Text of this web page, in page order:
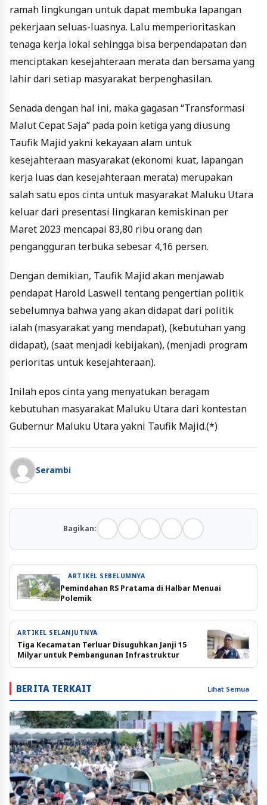
ramah lingkungan untuk dapat membuka lapangan
pekerjaan seluas-luasnya. Lalu memperioritaskan
tenaga kerja lokal sehingga bisa berpendapatan dan
menciptakan kesejahteraan merata dan bersama yang
lahir dari setiap masyarakat berpenghasilan.
Senada dengan hal ini, maka gagasan “Transformasi
Malut Cepat Saja” pada poin ketiga yang diusung
Taufik Majid yakni kekayaan alam untuk
kesejahteraan masyarakat (ekonomi kuat, lapangan
kerja luas dan kesejahteraan merata) merupakan
salah satu epos cinta untuk masyarakat Maluku Utara
keluar dari presentasi lingkaran kemiskinan per
Maret 2023 mencapai 83,80 ribu orang dan
pengangguran terbuka sebesar 4,16 persen.
Dengan demikian, Taufik Majid akan menjawab
pendapat Harold Laswell tentang pengertian politik
sebelumnya bahwa yang akan didapat dari politik
ialah (masyarakat yang mendapat), (kebutuhan yang
didapat), (saat menjadi kebijakan), (menjadi program
perioritas untuk kesejahteraan).
Inilah epos cinta yang menyatukan beragam
kebutuhan masyarakat Maluku Utara dari kontestan
Gubernur Maluku Utara yakni Taufik Majid.(*)
Serambi
Bagikan:
ARTIKEL SEBELUMNYA
Pemindahan RS Pratama di Halbar Menuai
Polemik
ARTIKEL SELANJUTNYA
Tiga Kecamatan Terluar Disuguhkan Janji 15
Milyar untuk Pembangunan Infrastruktur
BERITA TERKAIT Lihat Semua